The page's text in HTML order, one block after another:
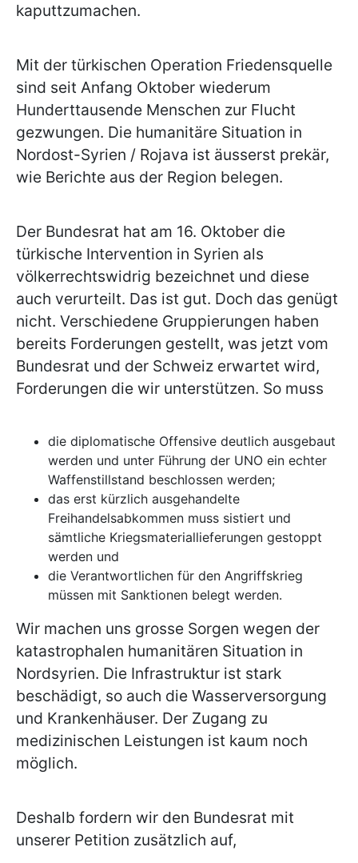
kaputtzumachen.
Mit der türkischen Operation Friedensquelle
sind seit Anfang Oktober wiederum
Hunderttausende Menschen zur Flucht
gezwungen. Die humanitäre Situation in
Nordost-Syrien / Rojava ist äusserst prekär,
wie Berichte aus der Region belegen.
Der Bundesrat hat am 16. Oktober die
türkische Intervention in Syrien als
völkerrechtswidrig bezeichnet und diese
auch verurteilt. Das ist gut. Doch das genügt
nicht. Verschiedene Gruppierungen haben
bereits Forderungen gestellt, was jetzt vom
Bundesrat und der Schweiz erwartet wird,
Forderungen die wir unterstützen. So muss
die diplomatische Offensive deutlich ausgebaut
werden und unter Führung der UNO ein echter
Waffenstillstand beschlossen werden;
das erst kürzlich ausgehandelte
Freihandelsabkommen muss sistiert und
sämtliche Kriegsmateriallieferungen gestoppt
werden und
die Verantwortlichen für den Angriffskrieg
müssen mit Sanktionen belegt werden.
Wir machen uns grosse Sorgen wegen der
katastrophalen humanitären Situation in
Nordsyrien. Die Infrastruktur ist stark
beschädigt, so auch die Wasserversorgung
und Krankenhäuser. Der Zugang zu
medizinischen Leistungen ist kaum noch
möglich.
Deshalb fordern wir den Bundesrat mit
unserer Petition zusätzlich auf,